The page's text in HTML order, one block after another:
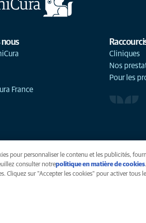
nous
France
Cliniques
Nos
Pour les
offres d'emploi
pour personnaliser le contenu et les publicités,
consulter notrepolitique en matière de cookies
Cliquez sur "Accepter les cookies" pour activer tous